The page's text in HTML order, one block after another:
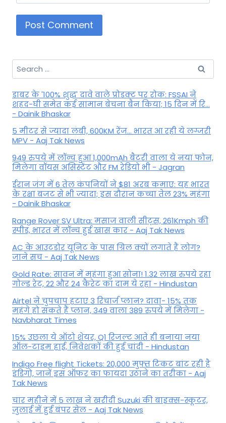
Search
for:
डाबर के '100% शुद्ध' दावे वाले प्रोडक्ट पर रोक: FSSAI ने
शहद-घी समेत कई सामान बेचना बैन किया; 15 दिन में रि...
- Dainik Bhaskar
5 मीटर से ज्यादा लंबी, 600KM रेंज... भारत आ रही ये लग्जरी
MPV - Aaj Tak News
949 रुपये में लॉन्च हुआ 1,000mAh बैटरी वाला ये नया फोन,
मिलेगा वॉयस असिस्टेंट और FM रेडियो भी - Jagran
ईरान जंग में 6 तेल कंपनियों ने $81 अरब कमाए: यह भारत
के रक्षा बजट से भी ज्यादा; इस दौरान कच्चा तेल 23% महंगा
- Dainik Bhaskar
Range Rover SV Ultra: मसाज वाली सीट्स, 261Kmph की
स्पीड, भारत में लॉन्च हुई खास कार - Aaj Tak News
AC के आउटडोर यूनिट के पास ग्रिल क्यों लगाते हैं लोग?
जाने सच - Aaj Tak News
Gold Rate: सावन में महंगा हुआ सोना! 1.32 लाख रुपये रहा
गोल्ड रेट, 22 और 24 कैरेट का दाम ये रहा - Hindustan
Airtel ने चुपचाप हटाए 3 रिचार्ज प्लान? दावा- 15% तक
महंगे हो सकते हैं प्लान, 349 वाला 389 रुपये में मिलेगा -
Navbharat Times
15% उछला ये ऑटो शेयर, Q1 रिजल्ट आते ही बनाया नया
ऑल-टाइम हाई, निवेशकों की हुई चांदी - Hindustan
Indigo Free flight Tickets: 20,000 मुफ्त टिकट बांट रही है
इंडिगो, जानें इस ऑफर का फायदा उठाने का तरीका - Aaj
Tak News
चार महीने में 5 लाख ने खरीदी Suzuki की बाइक्स-स्कूटर,
जुलाई में हुई बंपर सेल - Aaj Tak News